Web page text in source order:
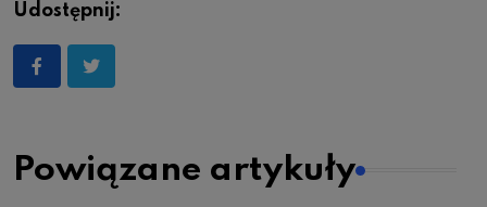
Udostępnij:
Powiązane artykuły